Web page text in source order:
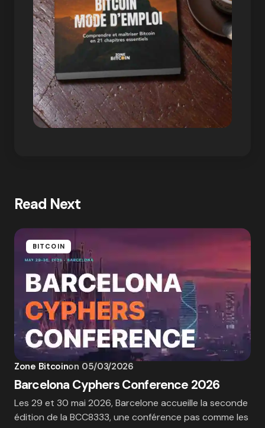
Read Next
BITCOIN
Zone Bitcoinon 05/03/2026
Barcelona Cyphers Conference 2026
Les 29 et 30 mai 2026, Barcelone accueille la seconde
édition de la BCC8333, une conférence pas comme les